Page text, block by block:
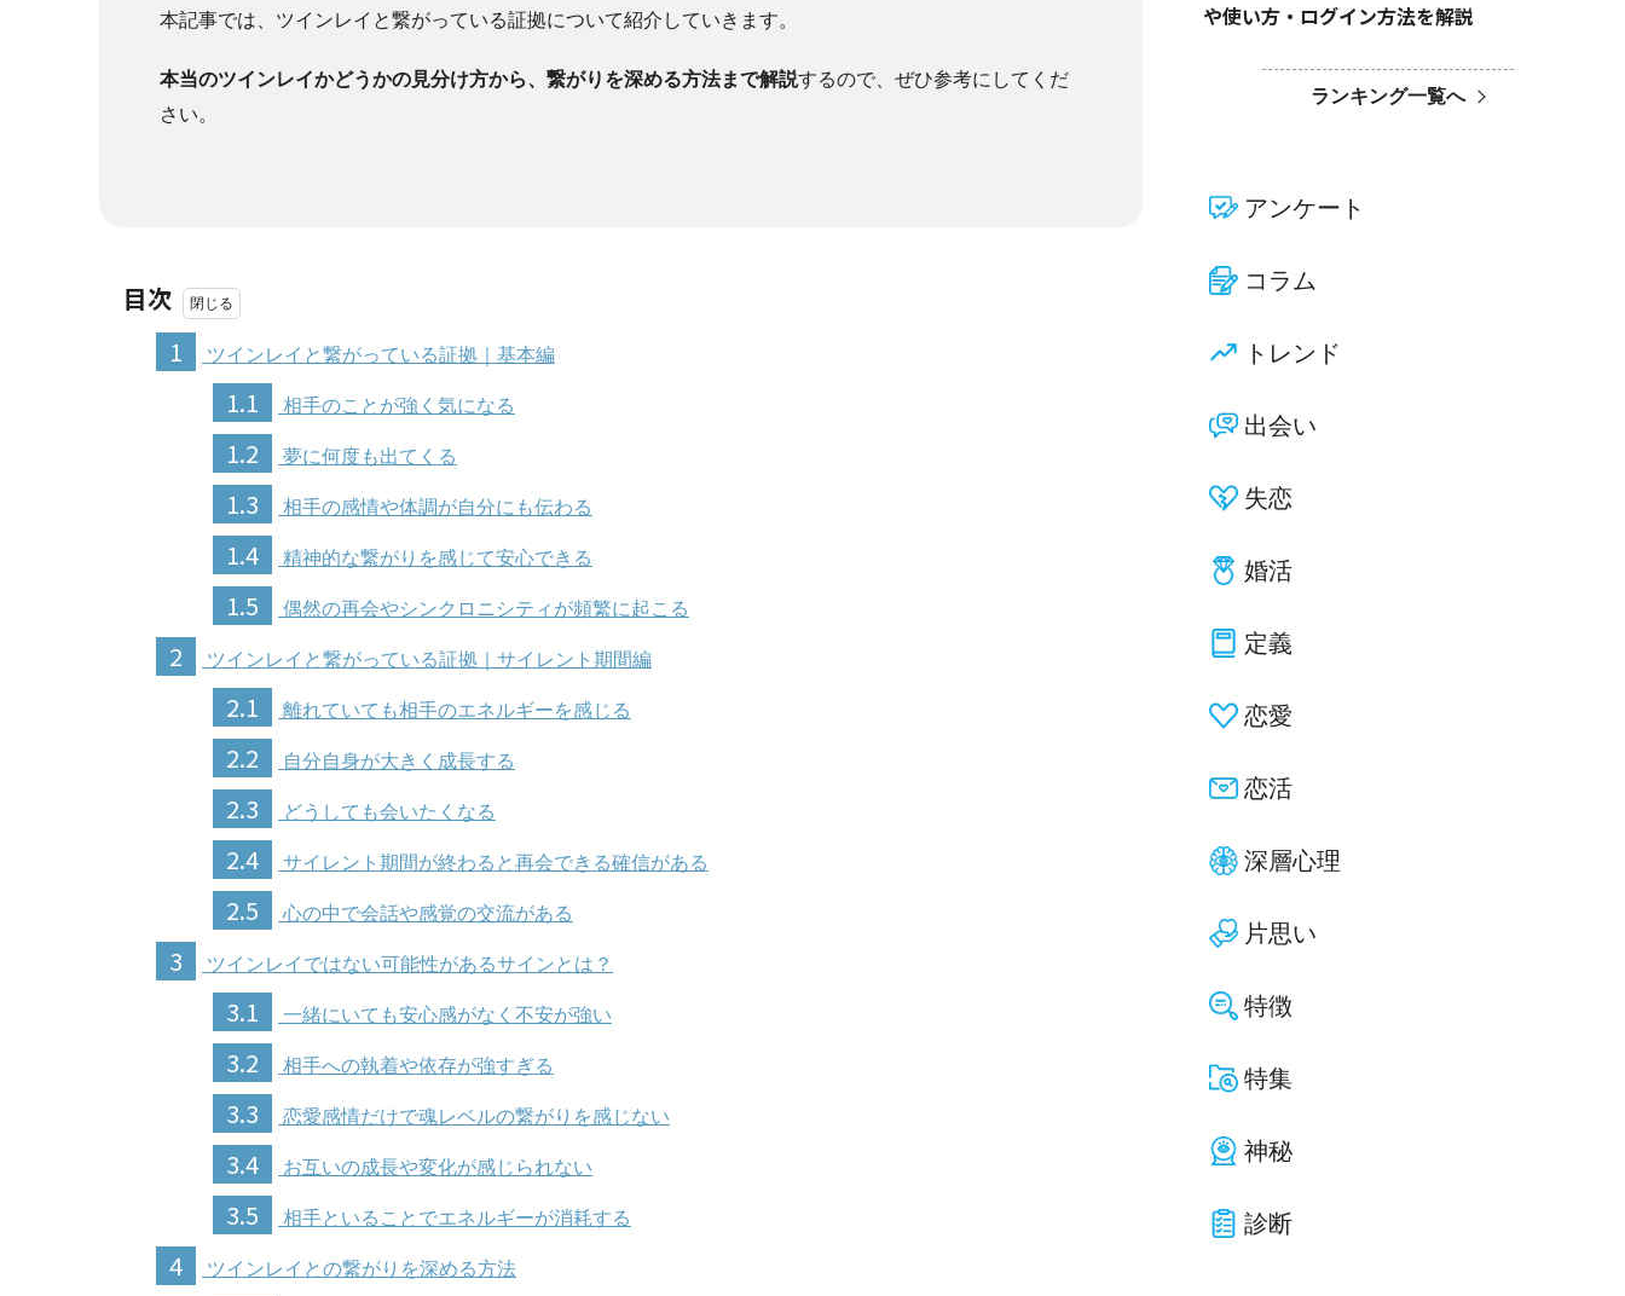
本記事では、ツインレイと繋がっている証拠について紹介していきます。
本当のツインレイかどうかの見分け方から、繋がりを深める方法まで解説するので、ぜひ参考にしてくだ
さい。
目次
1
ツインレイと繋がっている証拠｜基本編
1.1 相手のことが強く気になる
1.2 夢に何度も出てくる
1.3 相手の感情や体調が自分にも伝わる
1.4 精神的な繋がりを感じて安心できる
1.5 偶然の再会やシンクロニシティが頻繁に起こる
2 ツインレイと繋がっている証拠｜サイレント期間編
2.1 離れていても相手のエネルギーを感じる
2.2 自分自身が大きく成長する
2.3 どうしても会いたくなる
2.4 サイレント期間が終わると再会できる確信がある
2.5 心の中で会話や感覚の交流がある
3 ツインレイではない可能性があるサインとは？
3.1 一緒にいても安心感がなく不安が強い
3.2 相手への執着や依存が強すぎる
3.3 恋愛感情だけで魂レベルの繋がりを感じない
3.4 お互いの成長や変化が感じられない
3.5 相手といることでエネルギーが消耗する
4 ツインレイとの繋がりを深める方法
や使い方・ログイン方法を解説
ランキング一覧へ
アンケート
コラム
トレンド
出会い
失恋
婚活
定義
恋愛
恋活
深層心理
片思い
特徴
特集
神秘
診断